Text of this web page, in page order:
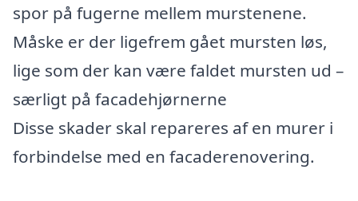
spor på fugerne mellem murstenene.
Måske er der ligefrem gået mursten løs,
lige som der kan være faldet mursten ud –
særligt på facadehjørnerne
Disse skader skal repareres af en murer i
forbindelse med en facaderenovering.